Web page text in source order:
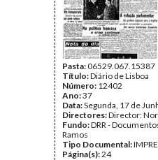
Pasta:06529.067.15387
Título:Diário de Lisboa
Número: 12402
Ano:37
Data:Segunda, 17 de
Directores:Director:
Fundo:DRR -
Ramos
Tipo Documental:
Página(s):24